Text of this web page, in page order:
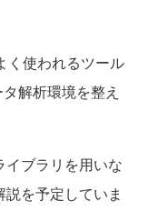
く使われるツール
解析環境を整え
ブラリを用いな
を予定していま